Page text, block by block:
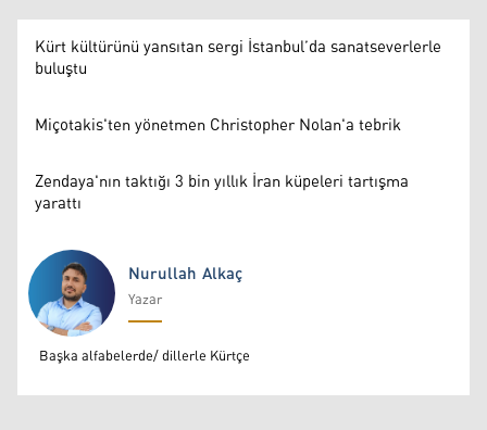
Kürt kültürünü yansıtan sergi İstanbul’da sanatseverlerle
buluştu
Miçotakis'ten yönetmen Christopher Nolan'a tebrik
Zendaya'nın taktığı 3 bin yıllık İran küpeleri tartışma
yarattı
Nurullah Alkaç
Nurullah Alkaç
Yazar
Başka alfabelerde/ dillerle Kürtçe